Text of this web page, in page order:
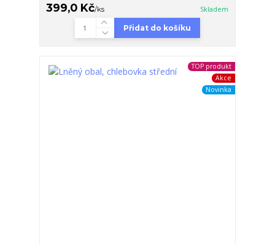
399,0 Kč/ks Skladem
Přidat do košíku
TOP produkt
Akce
Novinka